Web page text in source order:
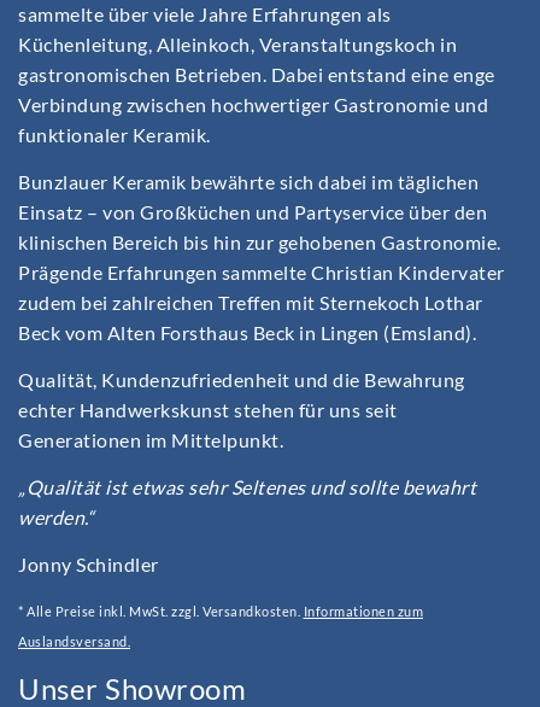
sammelte über viele Jahre Erfahrungen als
Küchenleitung, Alleinkoch, Veranstaltungskoch in
gastronomischen Betrieben. Dabei entstand eine enge
Verbindung zwischen hochwertiger Gastronomie und
funktionaler Keramik.
Bunzlauer Keramik bewährte sich dabei im täglichen
Einsatz – von Großküchen und Partyservice über den
klinischen Bereich bis hin zur gehobenen Gastronomie.
Prägende Erfahrungen sammelte Christian Kindervater
zudem bei zahlreichen Treffen mit Sternekoch Lothar
Beck vom Alten Forsthaus Beck in Lingen (Emsland).
Qualität, Kundenzufriedenheit und die Bewahrung
echter Handwerkskunst stehen für uns seit
Generationen im Mittelpunkt.
„Qualität ist etwas sehr Seltenes und sollte bewahrt
werden.“
Jonny Schindler
* Alle Preise inkl. MwSt. zzgl. Versandkosten. Informationen zum
Auslandsversand.
Unser Showroom